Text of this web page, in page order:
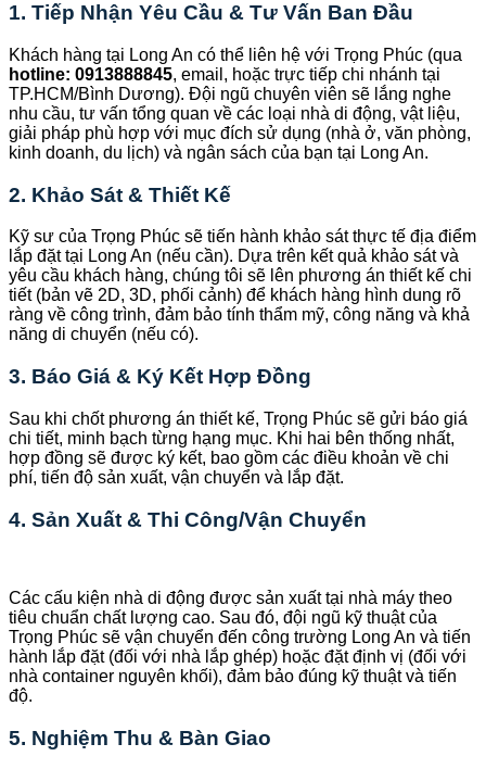
1. Tiếp Nhận Yêu Cầu & Tư Vấn Ban Đầu
Khách hàng tại Long An có thể liên hệ với Trọng Phúc (qua
hotline: 0913888845, email, hoặc trực tiếp chi nhánh tại
TP.HCM/Bình Dương). Đội ngũ chuyên viên sẽ lắng nghe
nhu cầu, tư vấn tổng quan về các loại nhà di động, vật liệu,
giải pháp phù hợp với mục đích sử dụng (nhà ở, văn phòng,
kinh doanh, du lịch) và ngân sách của bạn tại Long An.
2. Khảo Sát & Thiết Kế
Kỹ sư của Trọng Phúc sẽ tiến hành khảo sát thực tế địa điểm
lắp đặt tại Long An (nếu cần). Dựa trên kết quả khảo sát và
yêu cầu khách hàng, chúng tôi sẽ lên phương án thiết kế chi
tiết (bản vẽ 2D, 3D, phối cảnh) để khách hàng hình dung rõ
ràng về công trình, đảm bảo tính thẩm mỹ, công năng và khả
năng di chuyển (nếu có).
3. Báo Giá & Ký Kết Hợp Đồng
Sau khi chốt phương án thiết kế, Trọng Phúc sẽ gửi báo giá
chi tiết, minh bạch từng hạng mục. Khi hai bên thống nhất,
hợp đồng sẽ được ký kết, bao gồm các điều khoản về chi
phí, tiến độ sản xuất, vận chuyển và lắp đặt.
4. Sản Xuất & Thi Công/Vận Chuyển
Các cấu kiện nhà di động được sản xuất tại nhà máy theo
tiêu chuẩn chất lượng cao. Sau đó, đội ngũ kỹ thuật của
Trọng Phúc sẽ vận chuyển đến công trường Long An và tiến
hành lắp đặt (đối với nhà lắp ghép) hoặc đặt định vị (đối với
nhà container nguyên khối), đảm bảo đúng kỹ thuật và tiến
độ.
5. Nghiệm Thu & Bàn Giao